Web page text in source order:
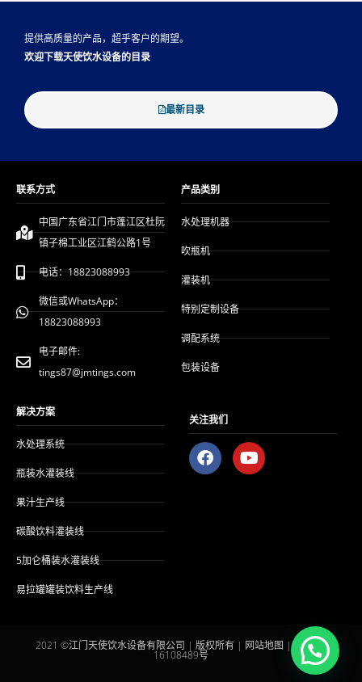
提供高质量的产品，超乎客户的期望。
欢迎下载天使饮水设备的目录
最新目录
联系方式
中国广东省江门市蓬江区杜阮
镇子棉工业区江鹤公路1号
电话：18823088993
微信或WhatsApp：
18823088993
电子邮件:
tings87@jmtings.com
产品类别
水处理机器
吹瓶机
灌装机
特别定制设备
调配系统
包装设备
解决方案
水处理系统
瓶装水灌装线
果汁生产线
碳酸饮料灌装线
5加仑桶装水灌装线
易拉罐罐装饮料生产线
关注我们
F
a
c
Y
o
u
2021 ©江门天使饮水设备有限公司 | 版权所有 | 网站地图 | 粤ICP备
16108489号